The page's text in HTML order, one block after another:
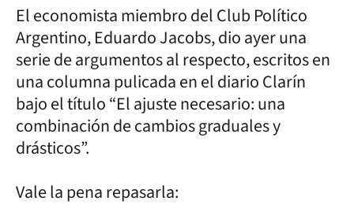
El economista miembro del Club Político
Argentino, Eduardo Jacobs, dio ayer una
serie de argumentos al respecto, escritos en
una columna pulicada en el diario Clarín
bajo el título “El ajuste necesario: una
combinación de cambios graduales y
drásticos”.
Vale la pena repasarla: